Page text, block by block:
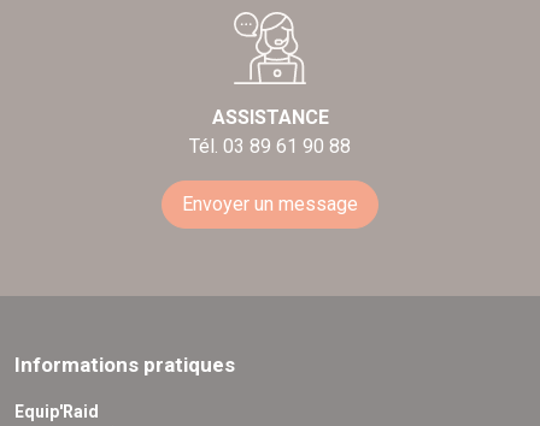
ASSISTANCE
Tél. 03 89 61 90 88
Envoyer un message
Informations pratiques
Equip'Raid